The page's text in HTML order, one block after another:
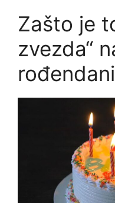
Zašto je
zvezda“